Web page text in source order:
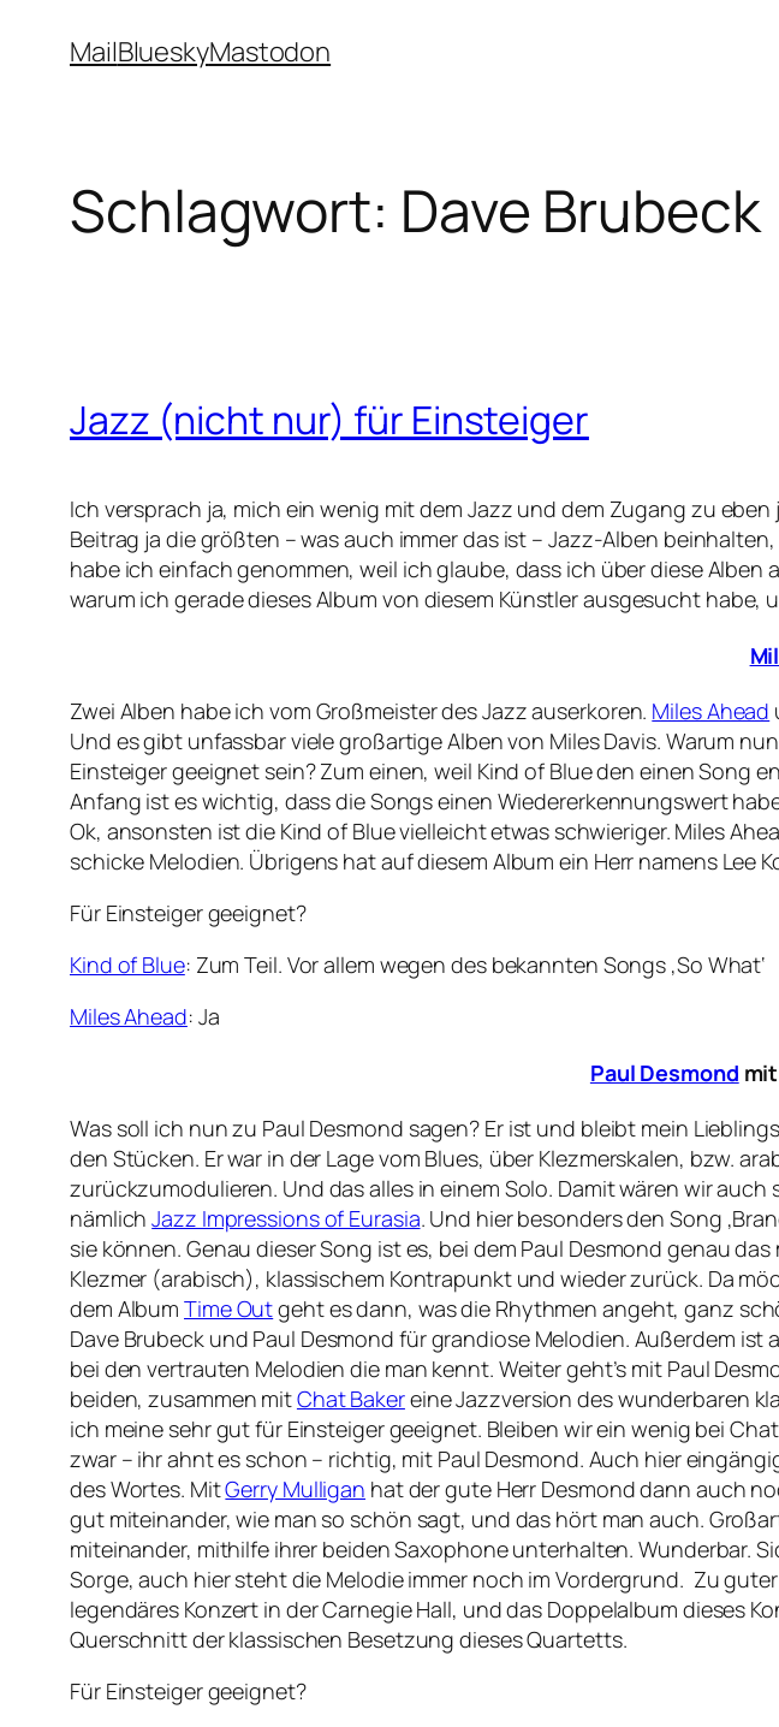
InhaltMailBlueskyMastodon
Schlagwort: Dave Brubeck
Jazz (nicht nur) für Einsteiger
Ich versprach ja, mich ein wenig mit dem Jazz und dem Zugang zu
Beitrag ja die größten – was auch immer das ist – Jazz-Alben
habe ich einfach genommen, weil ich glaube, dass ich über diese
warum ich gerade dieses Album von diesem Künstler ausgesucht
Zwei Alben habe ich vom Großmeister des Jazz auserkoren. Miles Ahead
Und es gibt unfassbar viele großartige Alben von Miles Davis. Warum
Einsteiger geeignet sein? Zum einen, weil Kind of Blue den einen Song
Anfang ist es wichtig, dass die Songs einen Wiedererkennungswert
Ok, ansonsten ist die Kind of Blue vielleicht etwas schwieriger. Miles
schicke Melodien. Übrigens hat auf diesem Album ein Herr namens Lee
Für Einsteiger geeignet?
Kind of Blue: Zum Teil. Vor allem wegen des bekannten Songs ‚So What‘
Miles Ahead: Ja
Paul Desmond
Was soll ich nun zu Paul Desmond sagen? Er ist und bleibt mein
den Stücken. Er war in der Lage vom Blues, über Klezmerskalen, bzw.
zurückzumodulieren. Und das alles in einem Solo. Damit wären wir
nämlichJazz Impressions of Eurasia. Und hier besonders den Song
sie können. Genau dieser Song ist es, bei dem Paul Desmond genau
Klezmer (arabisch), klassischem Kontrapunkt und wieder zurück. Da
dem AlbumTime Outgeht es dann, was die Rhythmen angeht, ganz
Dave Brubeck und Paul Desmond für grandiose Melodien. Außerdem ist
bei den vertrauten Melodien die man kennt. Weiter geht’s mit Paul
beiden, zusammen mitChat Bakereine Jazzversion des wunderbaren
ich meine sehr gut für Einsteiger geeignet. Bleiben wir ein wenig bei
zwar – ihr ahnt es schon – richtig, mit Paul Desmond. Auch hier
des Wortes. MitGerry Mulligan hat der gute Herr Desmond dann auch
gut miteinander, wie man so schön sagt, und das hört man auch.
miteinander, mithilfe ihrer beiden Saxophone unterhalten. Wunderbar.
Sorge, auch hier steht die Melodie immer noch im Vordergrund. Zu
legendäres Konzert in der Carnegie Hall, und das Doppelalbum dieses
Querschnitt der klassischen Besetzung dieses Quartetts.
Für Einsteiger geeignet?